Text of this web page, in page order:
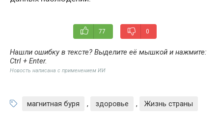
77 0
Нашли ошибку в тексте? Выделите её мышкой и нажмите:
Ctrl + Enter.
Новость написана с применением ИИ
магнитная буря , здоровье , Жизнь страны